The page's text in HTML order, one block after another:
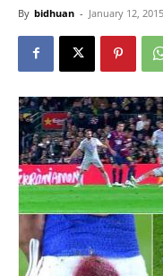
By bidhuan - January 12, 2015